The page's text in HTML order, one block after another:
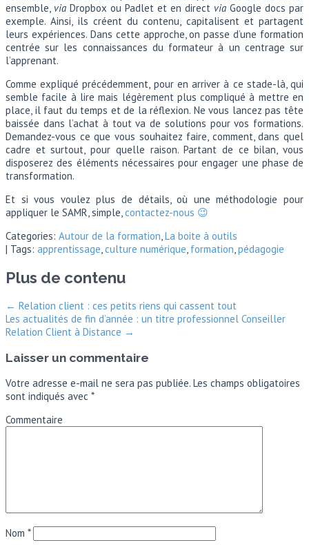
ensemble, via Dropbox ou Padlet et en direct via Google docs par
exemple. Ainsi, ils créent du contenu, capitalisent et partagent
leurs expériences. Dans cette approche, on passe d’une formation
centrée sur les connaissances du formateur à un centrage sur
l’apprenant.
Comme expliqué précédemment, pour en arriver à ce stade-là, qui
semble facile à lire mais légèrement plus compliqué à mettre en
place, il faut du temps et de la réflexion. Ne vous lancez pas tête
baissée dans l’achat à tout va de solutions pour vos formations.
Demandez-vous ce que vous souhaitez faire, comment, dans quel
cadre et surtout, pour quelle raison. Partant de ce bilan, vous
disposerez des éléments nécessaires pour engager une phase de
transformation.
Et si vous voulez plus de détails, où une méthodologie pour
appliquer le SAMR, simple,contactez-nous 😉
Categories: Autour de la formation,La boite à outils
| Tags: apprentissage,culture numérique, formation,pédagogie
Plus de contenu
← Relation client : ces petits riens qui cassent tout
Les actualités de fin d’année : un titre professionnel Conseiller
Relation Client à Distance →
Laisser un commentaire
Votre adresse e-mail ne sera pas publiée. Les champs obligatoires
sont indiqués avec *
Commentaire
Nom *